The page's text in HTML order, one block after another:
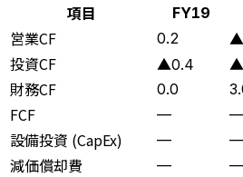
項目
FY19
営業CF 0.2
投資CF ▲0.4
財務CF 0.0
FCF — —
設備投資 (CapEx) — —
減価償却費 — —